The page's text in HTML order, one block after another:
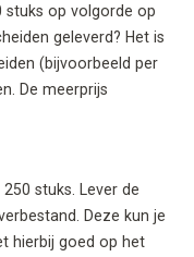
stuks op volgorde op
geleverd? Het is
(bijvoorbeeld per
De meerprijs
stuks. Lever de
Deze kun je
hierbij goed op het